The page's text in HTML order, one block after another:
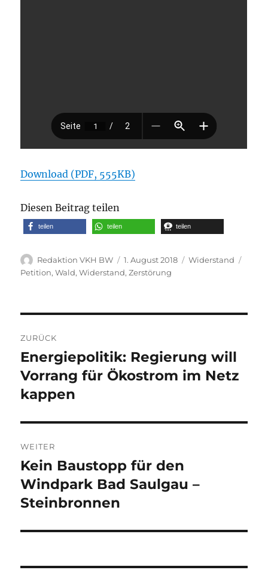
Download (PDF, 555KB)
Diesen Beitrag teilen
teilen teilen teilen
Autor
Redaktion VKH BW
Veröffentlicht
am
1. August 2018 Kategorien
Widerstand
Petition,Wald,Widerstand,Zerstörung
ZURÜCK
Vorheriger
Beitrag:
Energiepolitik: Regierung will
Vorrang für Ökostrom im Netz
kappen
WEITER
Nächster
Beitrag:
Kein Baustopp für den
Windpark Bad Saulgau –
Steinbronnen